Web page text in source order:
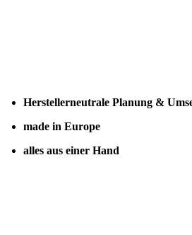
Herstellerneutrale Planung &
made in Europe
alles aus einer Hand